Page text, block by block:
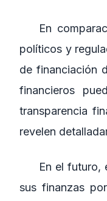
En
políticos y
de financiación
financieros
transparencia
revelen
En el futuro,
sus finanzas